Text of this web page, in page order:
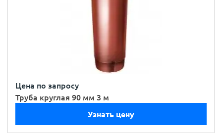
Цена по запросу
Труба круглая 90 мм 3 м
Узнать цену